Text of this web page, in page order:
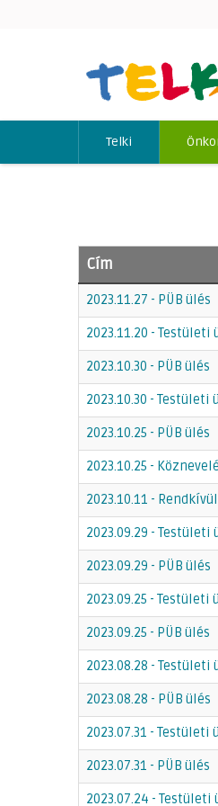
Telki
Cím
2023.11.27 - PÜB ülés
2023.11.20 - Testületi
2023.10.30 - PÜB ülés
2023.10.30 - Testületi
2023.10.25 - PÜB ülés
2023.10.25 -
2023.10.11 -
2023.09.29 - Testületi
2023.09.29 - PÜB ülés
2023.09.25 - Testületi
2023.09.25 - PÜB ülés
2023.08.28 - Testületi
2023.08.28 - PÜB ülés
2023.07.31 - Testületi
2023.07.31 - PÜB ülés
2023.07.24 - Testületi